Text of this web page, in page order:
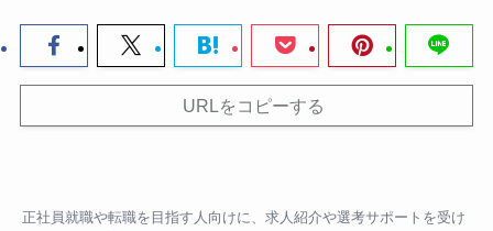
URLをコピーする
正社員就職や転職を目指す人向けに、求人紹介や選考サポートを受け